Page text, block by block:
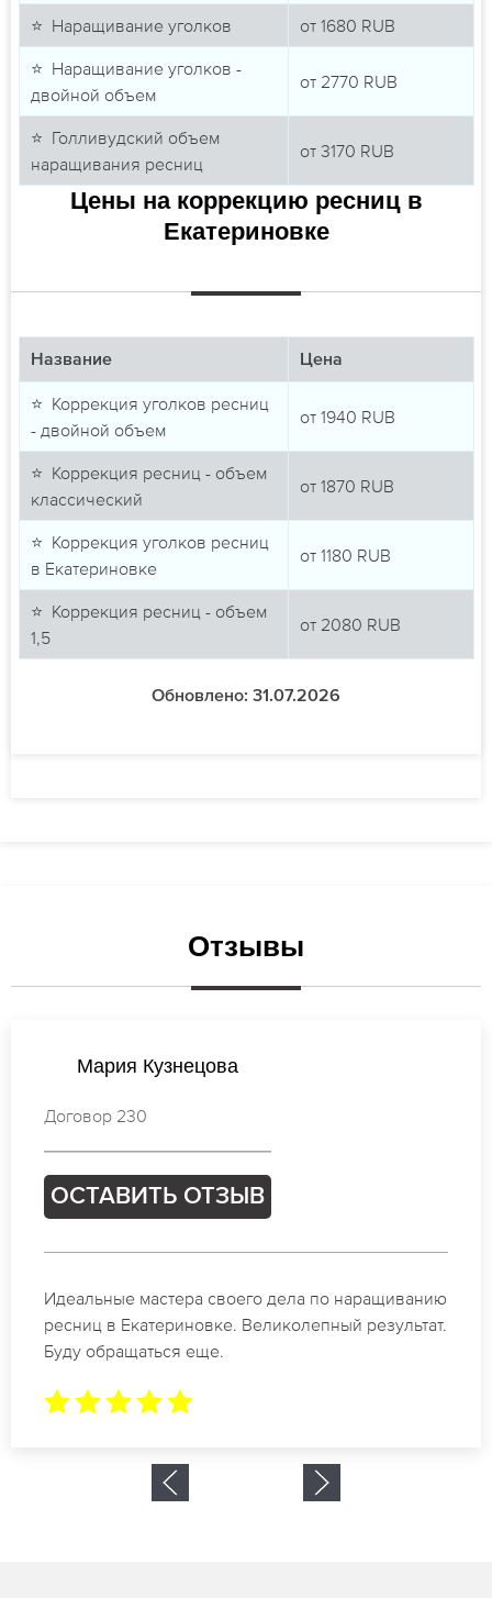
⭐ Наращивание уголков от 1680 RUB
⭐ Наращивание уголков -
двойной объем
от 2770 RUB
⭐ Голливудский объем
наращивания ресниц
от 3170 RUB
Цены на коррекцию ресниц в
Екатериновке
Название Цена
⭐ Коррекция уголков ресниц
- двойной объем
от 1940 RUB
⭐ Коррекция ресниц - объем
классический
от 1870 RUB
⭐ Коррекция уголков ресниц
в Екатериновке
от 1180 RUB
⭐ Коррекция ресниц - объем
1,5
от 2080 RUB
Обновлено: 31.07.2026
Отзывы
Ирина Попова
Договор 928
ОСТАВИТЬ ОТЗЫВ
Спасибо огромное. Заказывала наращивание
ресниц в Екатериновке для мероприятия. За 2
часа все было готово.